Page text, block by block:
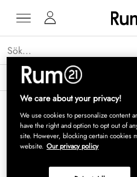
Få 15 % rabatt på Grythyttan
We care about your privacy!
We use cookies to personalize content
have the right and option to opt out of
site. However, blocking certain cookies
website. Our privacy policy